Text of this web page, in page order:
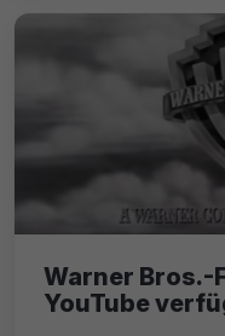
Warner Bros.-
YouTube